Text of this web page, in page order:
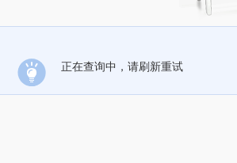
正在查询中，请刷新重试